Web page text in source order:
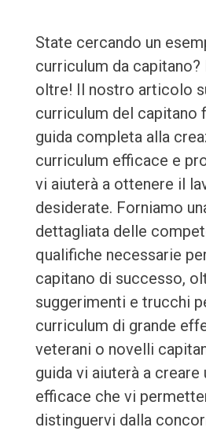
State cercando un
curriculum da
oltre! Il nostro articolo
curriculum del capitano
guida completa alla
curriculum efficace e
vi aiuterà a ottenere il
desiderate. Forniamo
dettagliata delle
qualifiche necessarie
capitano di successo,
suggerimenti e trucchi
curriculum di grande
veterani o novelli
guida vi aiuterà a creare
efficace che vi
distinguervi dalla